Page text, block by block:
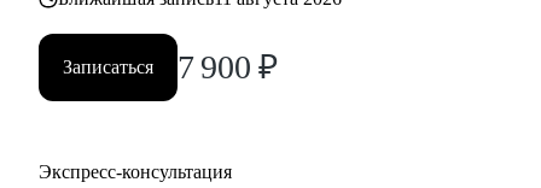
Записаться 7 900 ₽
Экспресс-консультация